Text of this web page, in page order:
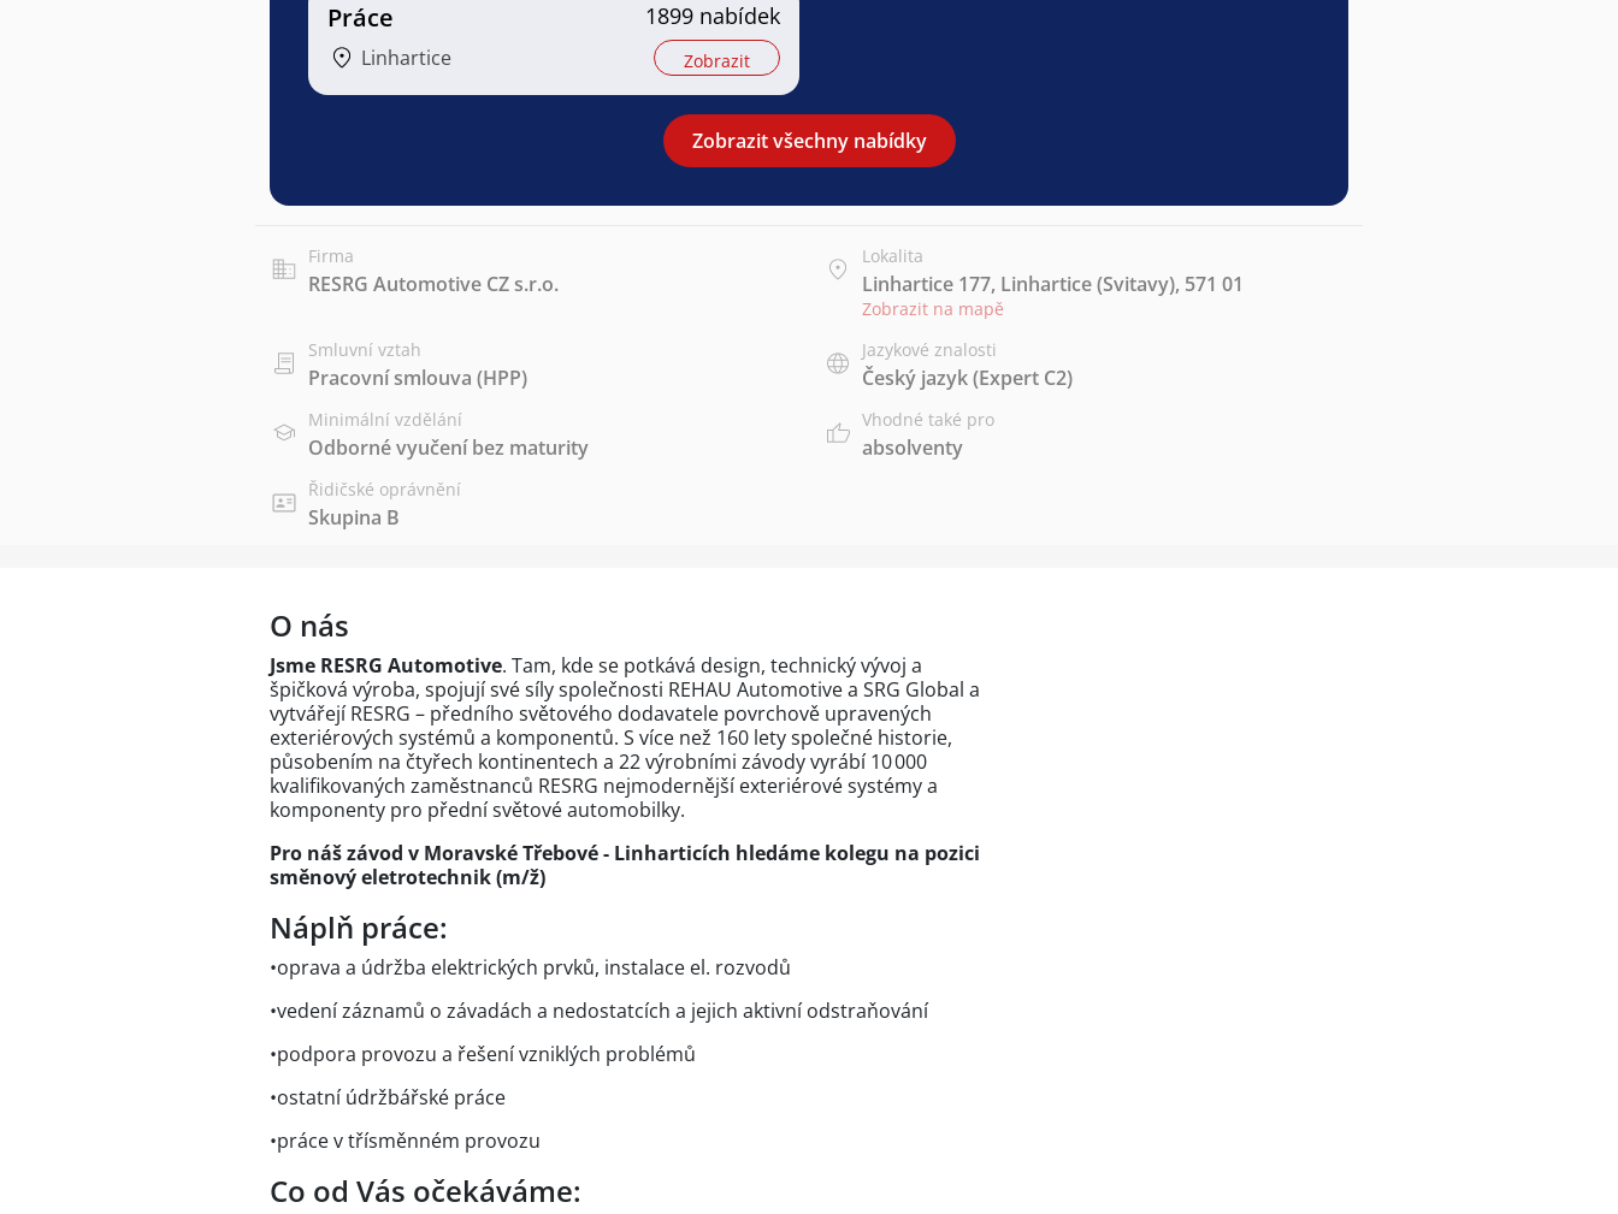
Práce
Linhartice
1899 nabídek
Zobrazit
Zobrazit všechny nabídky
Firma
RESRG Automotive CZ s.r.o.
Lokalita
Linhartice 177, Linhartice (Svitavy), 571 01
Zobrazit na mapě
Smluvní vztah
Pracovní smlouva (HPP)
Jazykové znalosti
Český jazyk(Expert C2)
Minimální vzdělání
Odborné vyučení bez maturity
Vhodné také pro
absolventy
Řidičské oprávnění
Skupina B
O nás
Jsme RESRG Automotive. Tam, kde se potkává design, technický vývoj a
špičková výroba, spojují své síly společnosti REHAU Automotive a SRG Global a
vytvářejí RESRG – předního světového dodavatele povrchově upravených
exteriérových systémů a komponentů. S více než 160 lety společné historie,
působením na čtyřech kontinentech a 22 výrobními závody vyrábí 10 000
kvalifikovaných zaměstnanců RESRG nejmodernější exteriérové systémy a
komponenty pro přední světové automobilky.
Pro náš závod v Moravské Třebové - Linharticích hledáme kolegu na pozici
směnový eletrotechnik (m/ž)
Náplň práce:
•oprava a údržba elektrických prvků, instalace el. rozvodů
•vedení záznamů o závadách a nedostatcích a jejich aktivní odstraňování
•podpora provozu a řešení vzniklých problémů
•ostatní údržbářské práce
•práce v třísměnném provozu
Co od Vás očekáváme: